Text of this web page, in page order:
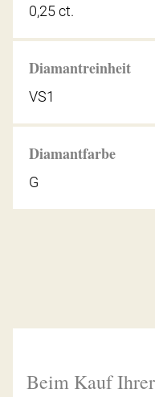
0,25 ct.
Diamantreinheit
VS1
Diamantfarbe
G
Beim Kauf